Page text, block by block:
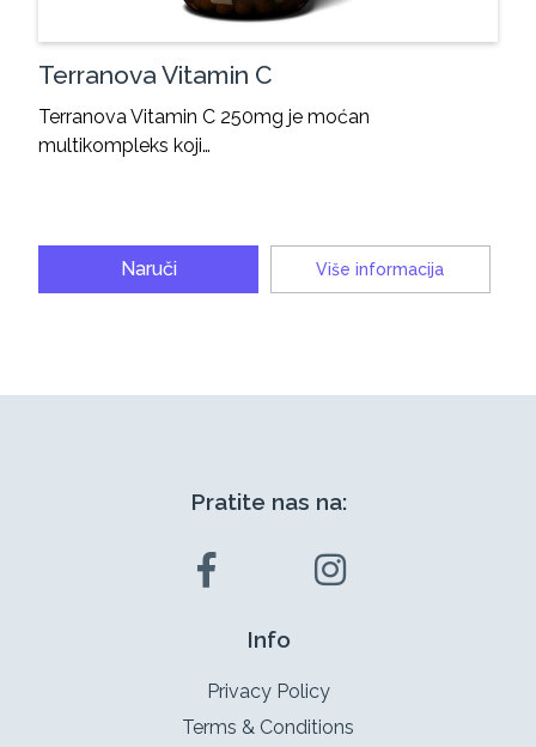
Terranova Vitamin C
Terranova Vitamin C 250mg je moćan
multikompleks koji…
Naruči Više informacija
Pratite nas na:
Info
Privacy Policy
Terms & Conditions